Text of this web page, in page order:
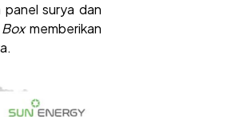
surya dan
memberikan